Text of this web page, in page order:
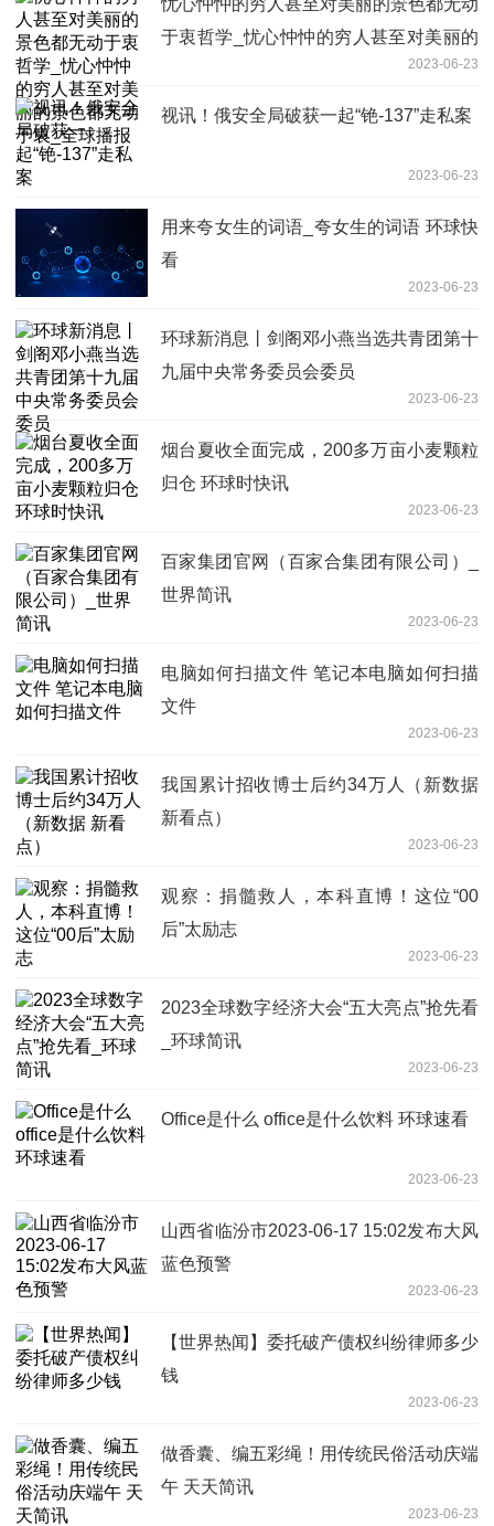
于衷哲学_忧心忡忡的穷人甚至对美丽的
2023-06-23
视讯！俄安全局破获一起“铯-137”走私案
2023-06-23
用来夸女生的词语_夸女生的词语 环球快
看
2023-06-23
环球新消息丨剑阁邓小燕当选共青团第十
九届中央常务委员会委员
2023-06-23
烟台夏收全面完成，200多万亩小麦颗粒
归仓 环球时快讯
2023-06-23
百家集团官网（百家合集团有限公司）_
世界简讯
2023-06-23
电脑如何扫描文件 笔记本电脑如何扫描
文件
2023-06-23
我国累计招收博士后约34万人（新数据
新看点）
2023-06-23
观察：捐髓救人，本科直博！这位“00
后”太励志
2023-06-23
2023全球数字经济大会“五大亮点”抢先看
_环球简讯
2023-06-23
Office是什么 office是什么饮料 环球速看
2023-06-23
山西省临汾市2023-06-17 15:02发布大风
蓝色预警
2023-06-23
【世界热闻】委托破产债权纠纷律师多少
钱
2023-06-23
做香囊、编五彩绳！用传统民俗活动庆端
午 天天简讯
2023-06-23